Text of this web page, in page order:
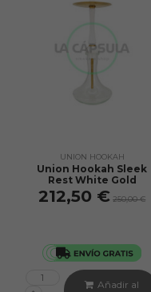
UNION HOOKAH
Union Hookah Sleek
Rest White Gold
212,50 € 250,00 €
Añadir al